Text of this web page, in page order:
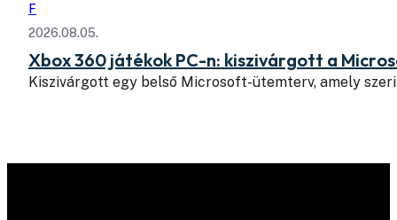
F
2026.08.05.
Xbox 360 játékok PC-n: kiszivárgott a
Kiszivárgott egy belső Microsoft-ütemterv, amely